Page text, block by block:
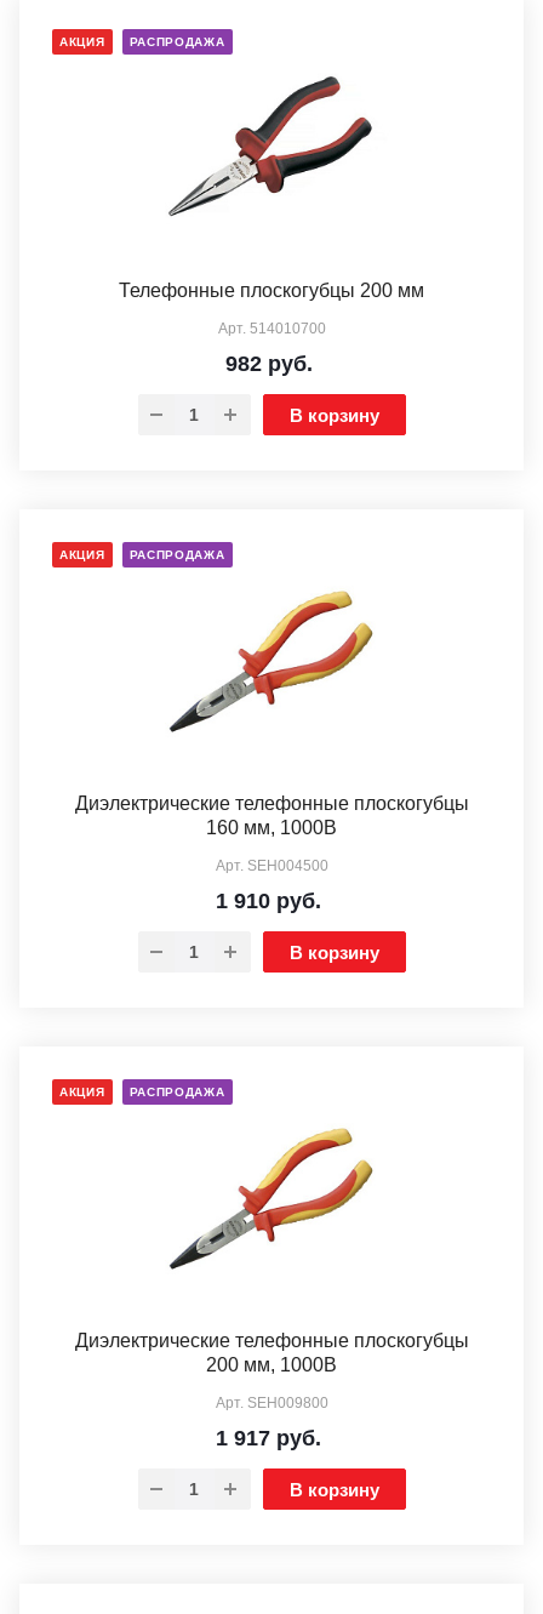
АКЦИЯ РАСПРОДАЖА
Телефонные плоскогубцы 200 мм
Арт. 514010700
982 руб.
В корзину
АКЦИЯ РАСПРОДАЖА
Диэлектрические телефонные плоскогубцы
160 мм, 1000В
Арт. SEH004500
1 910 руб.
В корзину
АКЦИЯ РАСПРОДАЖА
Диэлектрические телефонные плоскогубцы
200 мм, 1000В
Арт. SEH009800
1 917 руб.
В корзину